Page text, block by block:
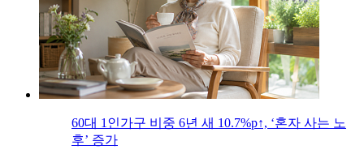
60대 1인가구 비중 6년 새 10.7%p↑, ‘혼자 사는 노
후’ 증가